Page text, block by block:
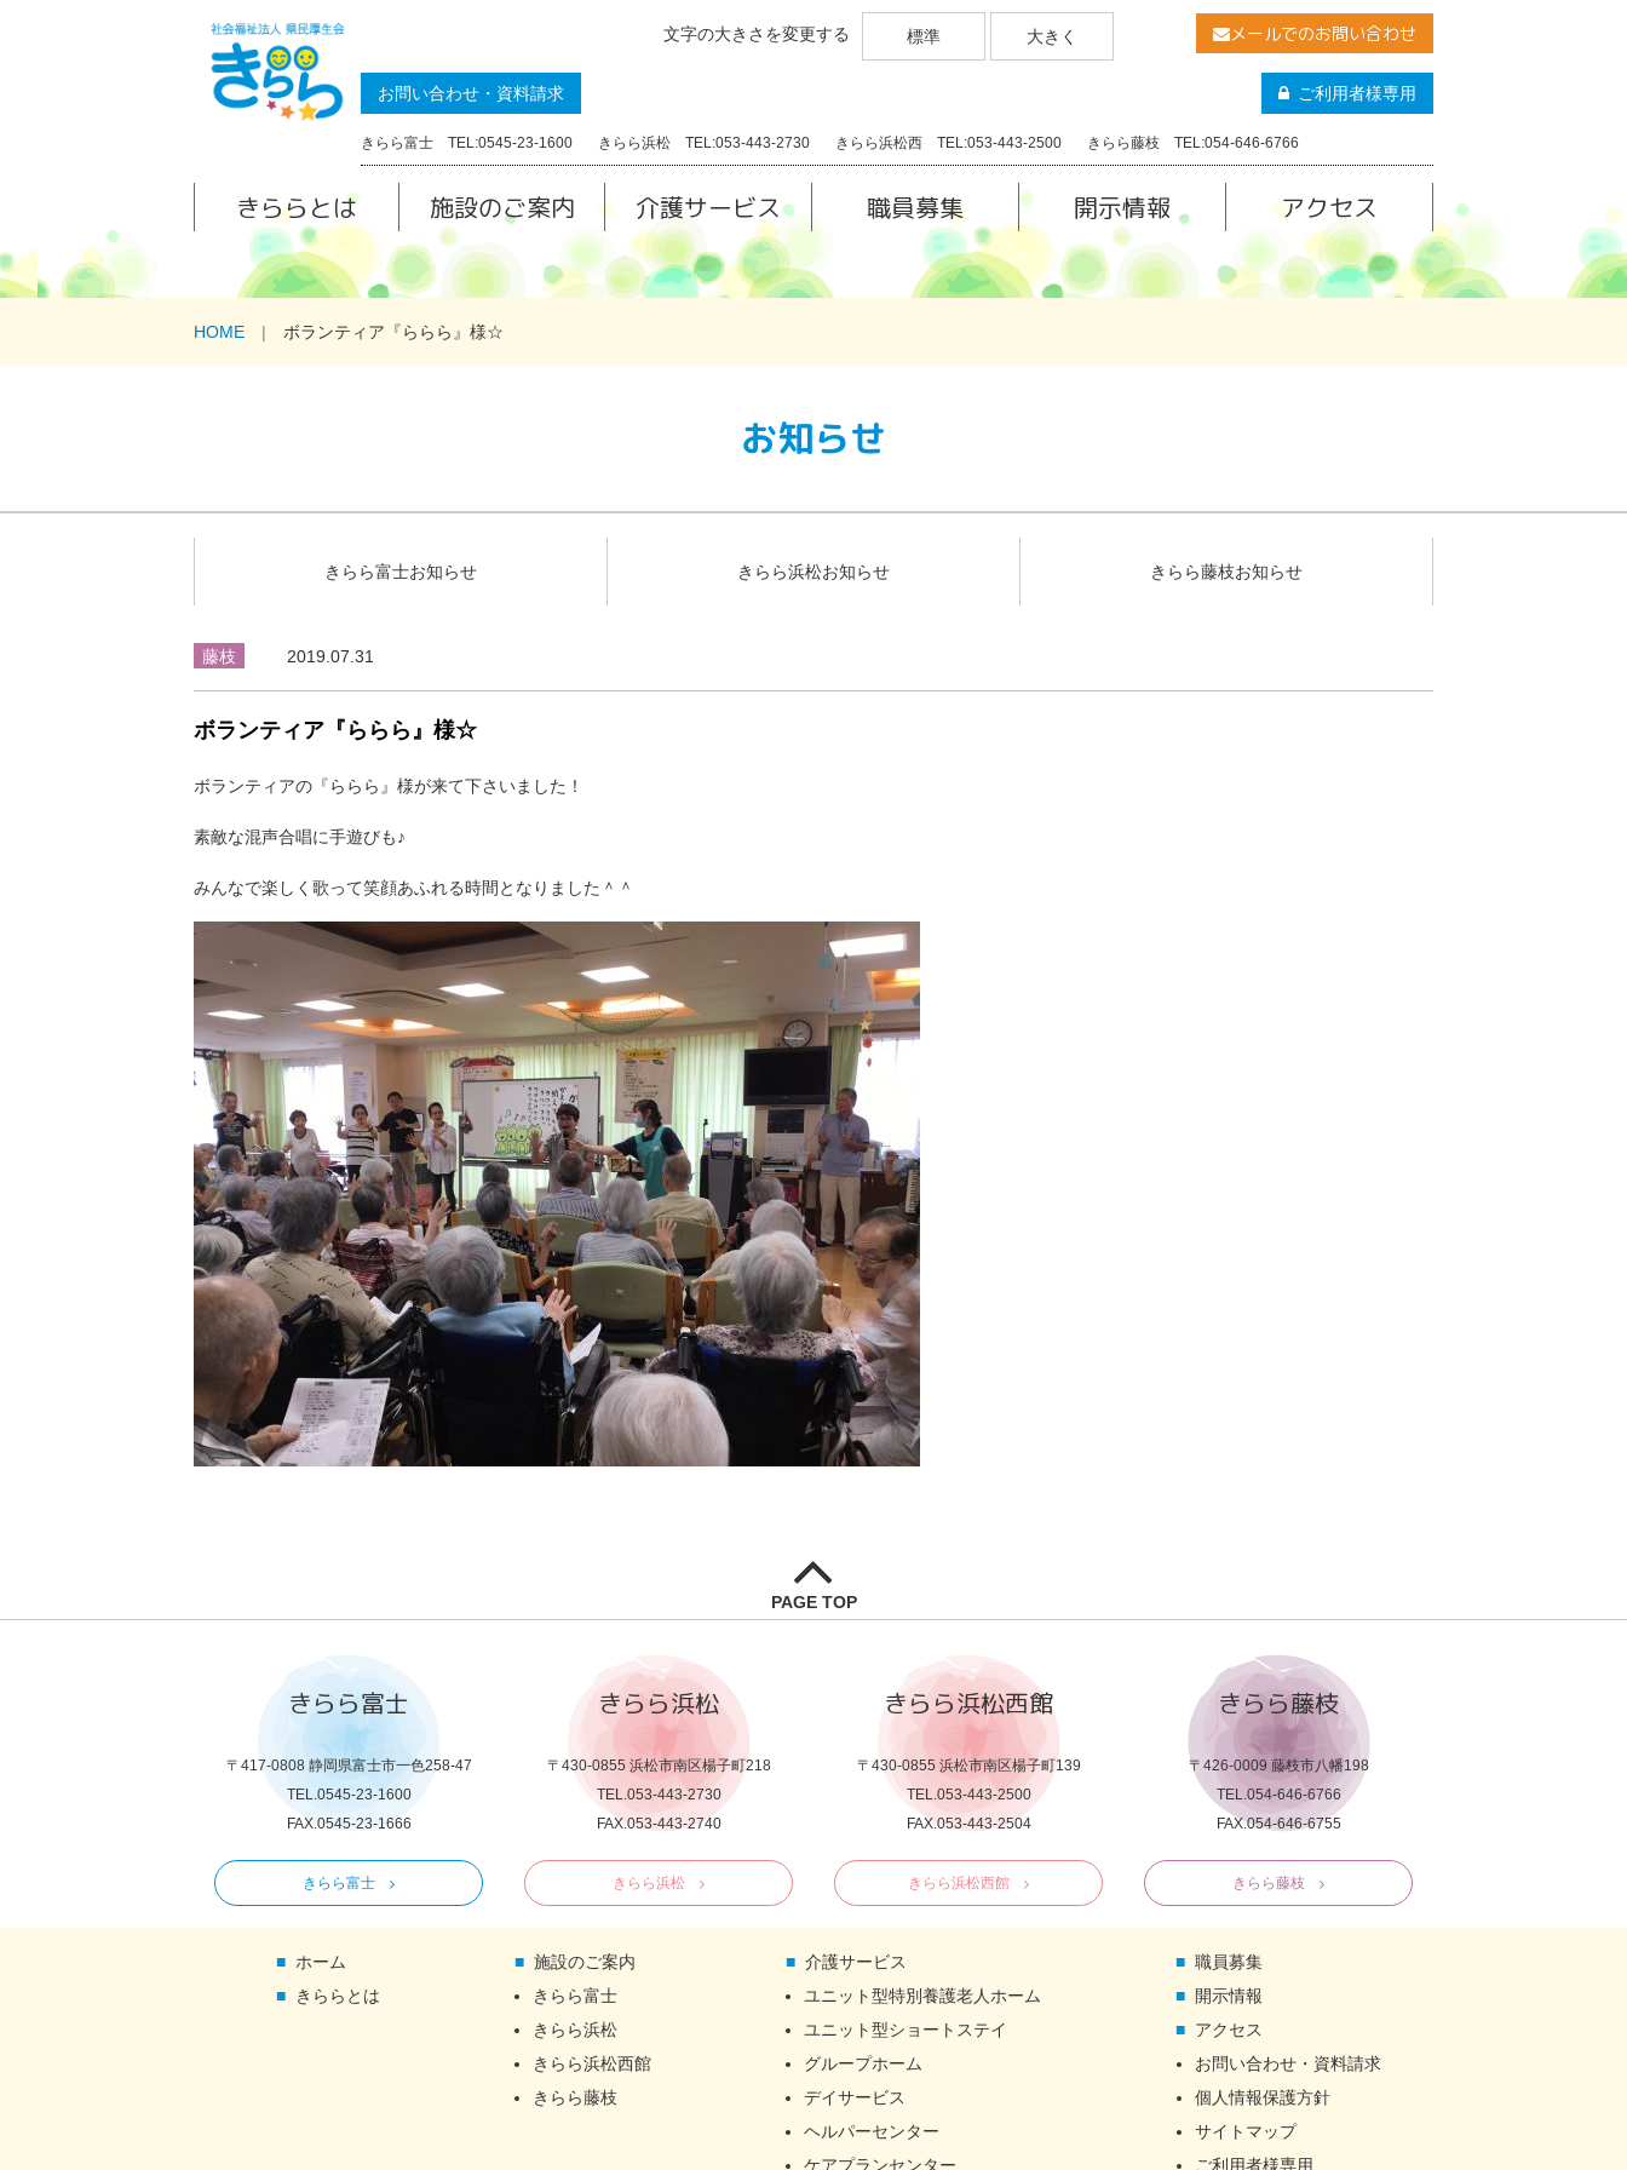
文字の大きさを変更する 標準 大きく メールでのお問い合わせ
お問い合わせ・資料請求 ご利用者様専用
きらら富士 TEL:0545-23-1600 きらら浜松 TEL:053-443-2730 きらら浜松西 TEL:053-443-2500 きらら藤枝 TEL:054-646-6766
きららとは 施設のご案内 介護サービス 職員募集 開示情報 アクセス
HOME ボランティア『ららら』様☆
お知らせ
きらら富士お知らせ きらら浜松お知らせ きらら藤枝お知らせ
藤枝 2019.07.31
ボランティア『ららら』様☆
ボランティアの『ららら』様が来て下さいました！
素敵な混声合唱に手遊びも♪
みんなで楽しく歌って笑顔あふれる時間となりました＾＾
PAGE TOP
きらら富士
〒417-0808 静岡県富士市一色258-47
TEL.0545-23-1600
FAX.0545-23-1666
きらら富士
きらら浜松
〒430-0855 浜松市南区楊子町218
TEL.053-443-2730
FAX.053-443-2740
きらら浜松
きらら浜松西館
〒430-0855 浜松市南区楊子町139
TEL.053-443-2500
FAX.053-443-2504
きらら浜松西館
きらら藤枝
〒426-0009 藤枝市八幡198
TEL.054-646-6766
FAX.054-646-6755
きらら藤枝
ホーム
きららとは
施設のご案内
きらら富士
きらら浜松
きらら浜松西館
きらら藤枝
介護サービス
ユニット型特別養護老人ホーム
ユニット型ショートステイ
グループホーム
デイサービス
ヘルパーセンター
ケアプランセンター
職員募集
開示情報
アクセス
お問い合わせ・資料請求
個人情報保護方針
サイトマップ
ご利用者様専用